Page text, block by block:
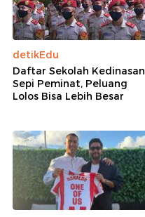
detikEdu
Daftar Sekolah Kedinasan
Sepi Peminat, Peluang
Lolos Bisa Lebih Besar